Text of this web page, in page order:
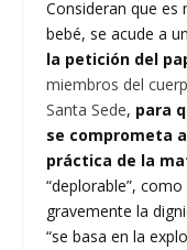
Consideran que es
bebé, se acude a
la petición del
miembros del
Santa Sede, para
se comprometa
práctica de la
“deplorable”,
gravemente la
“se basa en la